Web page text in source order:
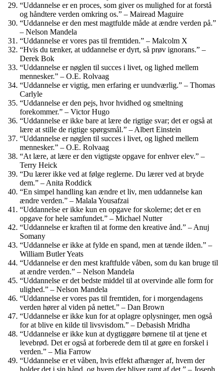
“Uddannelse er en proces, som giver os mulighed for at forstå
og håndtere verden omkring os.” – Mairead Maguire
“Uddannelse er den mest magtfulde måde at ændre verden på.”
– Nelson Mandela
“Uddannelse er vores pas til fremtiden.” – Malcolm X
“Hvis du tænker, at uddannelse er dyrt, så prøv ignorans.” –
Derek Bok
“Uddannelse er nøglen til succes i livet, og lighed mellem
mennesker.” – O.E. Rolvaag
“Uddannelse er vigtig, men erfaring er uundværlig.” – Thomas
Carlyle
“Uddannelse er den pejs, hvor hvidhed og smeltning
forekommer.” – Victor Hugo
“Uddannelse er ikke bare at lære de rigtige svar; det er også at
lære at stille de rigtige spørgsmål.” – Albert Einstein
“Uddannelse er nøglen til succes i livet, og lighed mellem
mennesker.” – O.E. Rolvaag
“At lære, at lære er den vigtigste opgave for enhver elev.” –
Terry Heick
“Du lærer ikke ved at følge reglerne. Du lærer ved at bryde
dem.” – Anita Roddick
“En simpel handling kan ændre et liv, men uddannelse kan
ændre verden.” – Malala Yousafzai
“Uddannelse er ikke kun en opgave for skolerne; det er en
opgave for hele samfundet.” – Michael Nutter
“Uddannelse er kraften til at forme den kreative ånd.” – Anuj
Somany
“Uddannelse er ikke at fylde en spand, men at tænde ilden.” –
William Butler Yeats
“Uddannelse er den mest kraftfulde våben, som du kan bruge til
at ændre verden.” – Nelson Mandela
“Uddannelse er det bedste middel til at overvinde alle form for
ulighed.” – Nelson Mandela
“Uddannelse er vores pas til fremtiden, for i morgendagens
verden hører al viden på nettet.” – Dan Brown
“Uddannelse er ikke kun for at oplagre oplysninger, men også
for at blive en kilde til livsvisdom.” – Debasish Mridha
“Uddannelse er ikke kun at dygtiggøre børnene til at tjene et
levebrød. Det er også at forberede dem til at gøre en forskel i
verden.” – Mia Farrow
“Uddannelse er et våben, hvis effekt afhænger af, hvem der
holder det i sin hånd, og hvem der bliver ramt af det.” – Joseph